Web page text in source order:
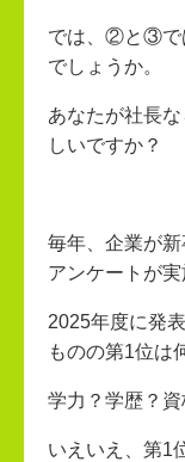
では、②と③で
でしょうか。
あなたが社長
しいですか？
毎年、企業が
アンケートが実
2025年度に発
ものの第1位は
学力？学歴？資
いえいえ、第1